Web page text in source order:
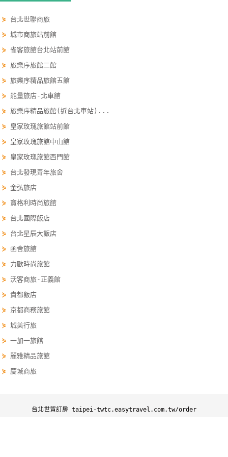
管
理
會
員
帳
戶
客
服
聯
單
線
上
客
服
紅
利
查
⋟ 台北世聯商旅
⋟城市商旅站前館
⋟雀客旅館台北站前館
⋟旅樂序旅館二館
⋟旅樂序精品旅館五館
⋟ 能量旅店-北車館
⋟旅樂序精品旅館(近台北車站)...
⋟ 皇家玫瑰旅館站前館
⋟ 皇家玫瑰旅館中山館
⋟ 皇家玫瑰旅館西門館
⋟ 台北發現青年旅舍
⋟金弘旅店
⋟ 寶格利時尚旅館
⋟ 台北國際飯店
⋟ 台北星辰大飯店
⋟ 函舍旅館
⋟ 力歐時尚旅館
⋟沃客商旅-正義館
⋟貴都飯店
⋟ 京都商務旅館
⋟城美行旅
⋟一加一旅館
⋟ 麗雅精品旅館
⋟ 慶城商旅
台北世貿訂房 taipei-twtc.easytravel.com.tw/order